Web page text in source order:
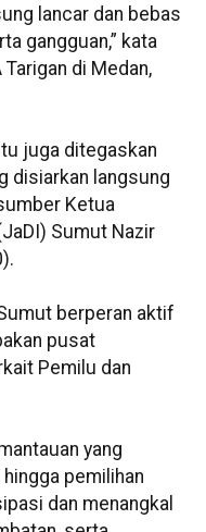
lancar dan bebas
gangguan,” kata
di Medan,
juga ditegaskan
disiarkan langsung
Ketua
Sumut Nazir
berperan aktif
pusat
Pemilu dan
yang
pemilihan
dan menangkal